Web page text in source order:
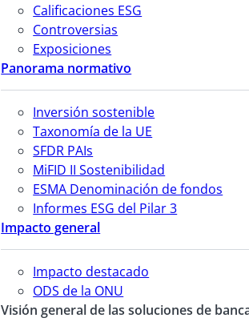
Calificaciones ESG
Controversias
Exposiciones
Panorama normativo
Inversión sostenible
Taxonomía de la UE
SFDR PAIs
MiFID II Sostenibilidad
ESMA Denominación de fondos
Informes ESG del Pilar 3
Impacto general
Impacto destacado
ODS de la ONU
Visión general de las soluciones de